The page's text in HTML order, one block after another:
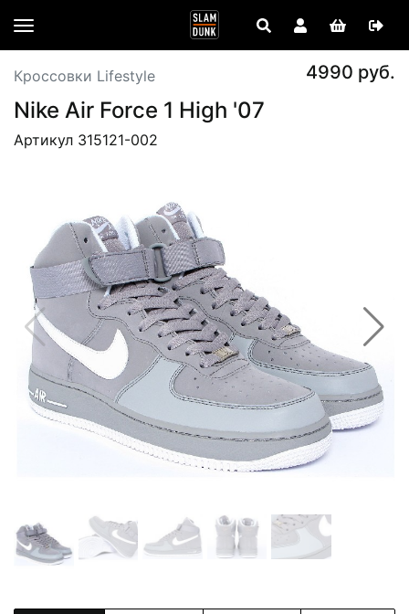
Кроссовки Lifestyle 4990 руб.
Nike Air Force 1 High '07
Артикул 315121-002